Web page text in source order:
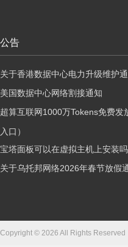
公告
关于香港数据中心电力升级维护
美国数据中心网络割接通知
超算互联网1000万Tokens免费发
入口）
宝塔面板可以在虚拟主机上安装吗
关于乌托邦网络2026年春节放假
Copyright © 2026 All Rights